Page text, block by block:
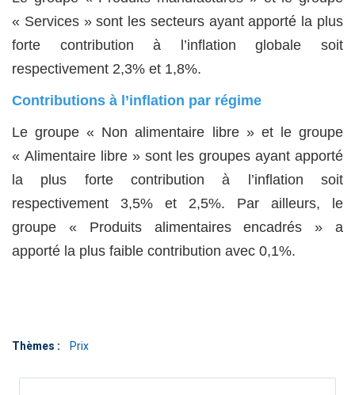
« Services » sont les secteurs ayant apporté la plus
forte contribution à l’inflation globale soit
respectivement 2,3% et 1,8%.
Contributions à l’inflation par régime
Le groupe « Non alimentaire libre » et le groupe
« Alimentaire libre » sont les groupes ayant apporté
la plus forte contribution à l’inflation soit
respectivement 3,5% et 2,5%. Par ailleurs, le
groupe « Produits alimentaires encadrés » a
apporté la plus faible contribution avec 0,1%.
Thèmes : Prix